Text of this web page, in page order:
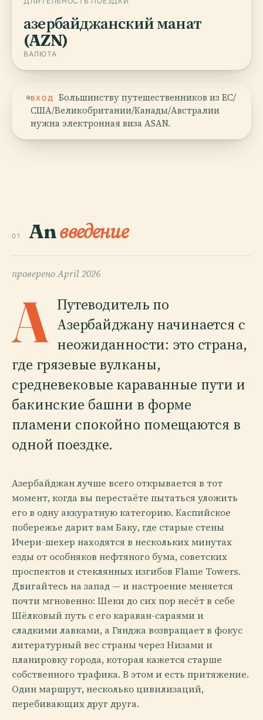
азербайджанский манат
(AZN)
ВАЛЮТА
ВХОД
Большинству путешественников из ЕС/
США/Великобритании/Канады/Австралии
нужна электронная виза ASAN.
01 Anвведение
провереноApril 2026
A Путеводитель по
Азербайджану начинается с
неожиданности: это страна,
где грязевые вулканы,
средневековые караванные пути и
бакинские башни в форме
пламени спокойно помещаются в
одной поездке.
Азербайджан лучше всего открывается в тот
момент, когда вы перестаёте пытаться уложить
его в одну аккуратную категорию. Каспийское
побережье дарит вам Баку, где старые стены
Ичери-шехер находятся в нескольких минутах
езды от особняков нефтяного бума, советских
проспектов и стеклянных изгибов Flame Towers.
Двигайтесь на запад — и настроение меняется
почти мгновенно: Шеки до сих пор несёт в себе
Шёлковый путь с его караван-сараями и
сладкими лавками, а Гянджа возвращает в фокус
литературный вес страны через Низами и
планировку города, которая кажется старше
собственного трафика. В этом и есть притяжение.
Один маршрут, несколько цивилизаций,
перебивающих друг друга.